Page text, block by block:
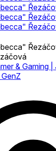
& Gaming
GenZ